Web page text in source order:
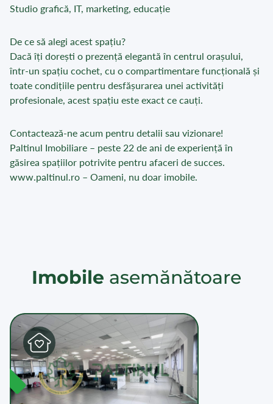
Studio grafică, IT, marketing, educație
De ce să alegi acest spațiu?
Dacă îți dorești o prezență elegantă în centrul orașului,
într-un spațiu cochet, cu o compartimentare funcțională și
toate condițiile pentru desfășurarea unei activități
profesionale, acest spațiu este exact ce cauți.
Contactează-ne acum pentru detalii sau vizionare!
Paltinul Imobiliare – peste 22 de ani de experiență în
găsirea spațiilor potrivite pentru afaceri de succes.
www.paltinul.ro – Oameni, nu doar imobile.
Imobile asemănătoare